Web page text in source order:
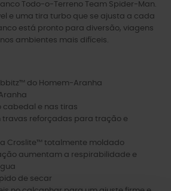
Todo-o-Terreno Team Spider-Man.
e uma tira turbo que se ajusta a cada
está pronto para diversão, viagens
ambientes mais difíceis.
do Homem-Aranha
cabedal e nas tiras
travas reforçadas para tração e
Croslite™ totalmente moldado
aumentam a respirabilidade e
de secar